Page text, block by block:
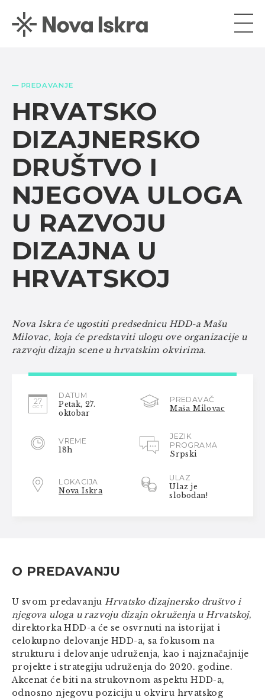
— PREDAVANJE
HRVATSKO
DIZAJNERSKO
DRUŠTVO I
NJEGOVA ULOGA
U RAZVOJU
DIZAJNA U
HRVATSKOJ
Nova Iskra će ugostiti predsednicu HDD-a Mašu
Milovac, koja će predstaviti ulogu ove organizacije u
razvoju dizajn scene u hrvatskim okvirima.
27
OCT
DATUM
Petak, 27.
oktobar
PREDAVAČ
Maša Milovac
VREME
18h
JEZIK
PROGRAMA
Srpski
LOKACIJA
Nova Iskra
ULAZ
Ulaz je
slobodan!
O PREDAVANJU
U svom predavanjuHrvatsko dizajnersko društvo i
njegova uloga u razvoju dizajn okruženja u Hrvatskoj,
direktorka HDD-a će se osvrnuti na istorijat i
celokupno delovanje HDD-a, sa fokusom na
strukturu i delovanje udruženja, kao i najznačajnije
projekte i strategiju udruženja do 2020. godine.
Akcenat će biti na strukovnom aspektu HDD-a,
odnosno njegovu poziciju u okviru hrvatskog